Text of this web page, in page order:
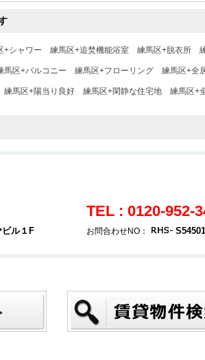
+シャワー 練馬区+追焚機能浴室 練馬区+脱衣所
馬区+バルコニー 練馬区+フローリング 練馬区+全
練馬区+陽当り良好 練馬区+閑静な住宅地 練馬区+
ル１F
TEL : 0120-952-
お問合わせNO：